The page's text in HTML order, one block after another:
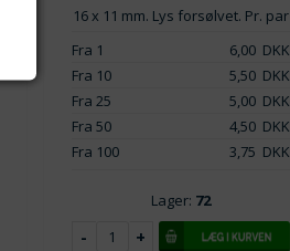
16 x 11 mm. Lys forsølvet. Pr. par
Fra 1
6,00DKK
Fra 10
5,50DKK
Fra 25
5,00DKK
Fra 50
4,50DKK
Fra 100
3,75 DKK
Lager: 72